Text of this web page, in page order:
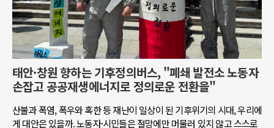
태안·창원 향하는 기후정의버스, "폐쇄 발전소 노동자
손잡고 공공재생에너지로 정의로운 전환을"
산불과 폭염, 폭우와 혹한 등 재난이 일상이 된 기후위기의 시대, 우리에
게 대안은 있을까. 노동자·시민들은 절망에만 머물러 있지 않고 스스로